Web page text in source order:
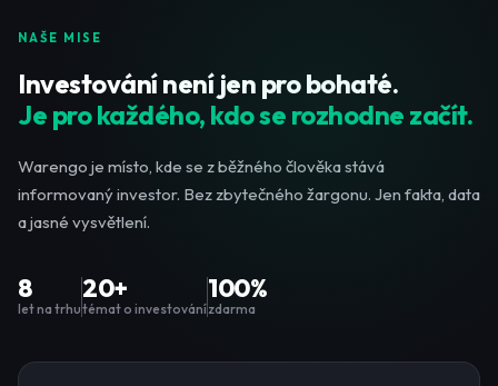
NAŠE MISE
Investování není jen pro bohaté.
Je pro každého, kdo se rozhodne začít.
Warengo je místo, kde se z běžného člověka stává
informovaný investor. Bez zbytečného žargonu. Jen fakta, data
a jasné vysvětlení.
8
let na trhu
20+
témat o investování
100%
zdarma